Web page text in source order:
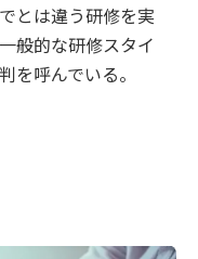
とは違う研修を実
般的な研修スタイ
を呼んでいる。